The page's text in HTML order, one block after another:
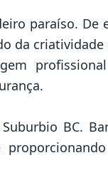
paraíso.
da criatividade
BC.